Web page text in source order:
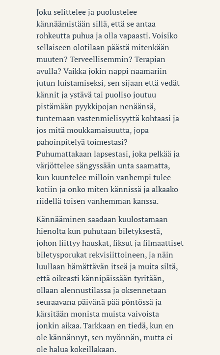
Joku selittelee ja puolustelee
kännäämistään sillä, että se antaa
rohkeutta puhua ja olla vapaasti. Voisiko
sellaiseen olotilaan päästä mitenkään
muuten? Terveellisemmin? Terapian
avulla? Vaikka jokin nappi naamariin
jutun luistamiseksi, sen sijaan että vedät
kännit ja ystävä tai puoliso joutuu
pistämään pyykkipojan nenäänsä,
tuntemaan vastenmielisyyttä kohtaasi ja
jos mitä moukkamaisuutta, jopa
pahoinpitelyä toimestasi?
Puhumattakaan lapsestasi, joka pelkää ja
värjöttelee sängyssään unta saamatta,
kun kuuntelee milloin vanhempi tulee
kotiin ja onko miten kännissä ja alkaako
riidellä toisen vanhemman kanssa.
Kännääminen saadaan kuulostamaan
hienolta kun puhutaan biletyksestä,
johon liittyy hauskat, fiksut ja filmaattiset
biletysporukat rekvisiittoineen, ja näin
luullaan hämättävän itseä ja muita siltä,
että oikeasti kännipäissään tyritään,
ollaan alennustilassa ja oksennetaan
seuraavana päivänä pää pöntössä ja
kärsitään monista muista vaivoista
jonkin aikaa. Tarkkaan en tiedä, kun en
ole kännännyt, sen myönnän, mutta ei
ole halua kokeillakaan.